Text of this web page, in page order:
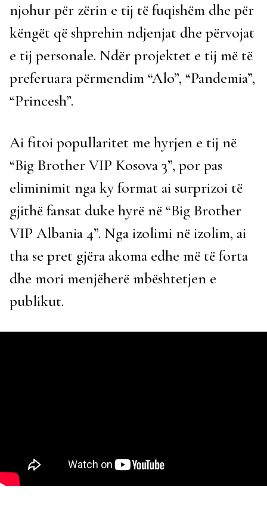
njohur për zërin e tij të fuqishëm dhe për
këngët që shprehin ndjenjat dhe përvojat
e tij personale. Ndër projektet e tij më të
preferuara përmendim “Alo”, “Pandemia”,
“Princesh”.
Ai fitoi popullaritet me hyrjen e tij në
“Big Brother VIP Kosova 3”, por pas
eliminimit nga ky format ai surprizoi të
gjithë fansat duke hyrë në “Big Brother
VIP Albania 4”. Nga izolimi në izolim, ai
tha se pret gjëra akoma edhe më të forta
dhe mori menjëherë mbështetjen e
publikut.